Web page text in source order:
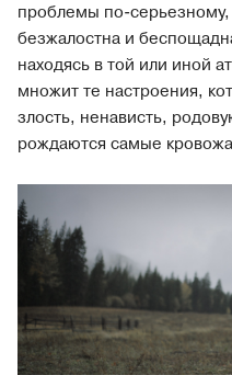
проблемы по-серьезному,
безжалостна и
находясь в той или иной
множит те настроения,
злость, ненависть,
рождаются самые